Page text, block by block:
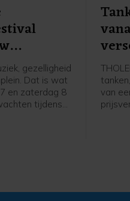
Sint-
gezelligheid
Dat is wat
en zaterdag 8
tijdens
per
van